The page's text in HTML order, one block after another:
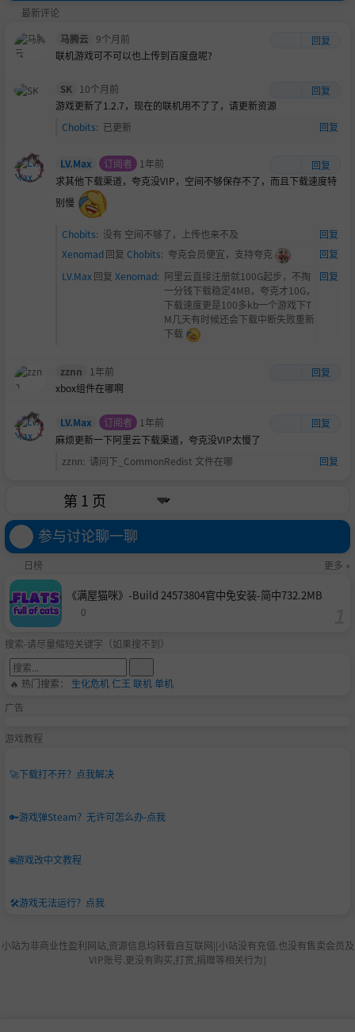
最新评论
马腾云
9个月前
回复
联机游戏可不可以也上传到百度盘呢?
SK 10个月前
回复
游戏更新了1.2.7，现在的联机用不了了，请更新资源
Chobits: 已更新 回复
LV.Max 订阅者 1年前
回复
求其他下载渠道，夸克没VIP，空间不够保存不了，而且下载速度特
别慢
Chobits: 没有 空间不够了，上传也来不及
回复
Xenomad回复 Chobits: 夸克会员便宜，支持夸克
回复
LV.Max回复 Xenomad: 阿里云直接注册就100G起步，不掏
一分钱下载稳定4MB，夸克才10G，
下载速度更是100多kb一个游戏下T
M几天有时候还会下载中断失败重新
下载
回复
zznn 1年前
回复
xbox组件在哪啊
LV.Max 订阅者 1年前
回复
麻烦更新一下阿里云下载渠道，夸克没VIP太慢了
zznn: 请问下_CommonRedist 文件在哪 回复
参与讨论聊一聊
日榜 更多 »
《满屋猫咪》-Build 24573804官中免安装-简中732.2MB
0
搜索-请尽量缩短关键字（如果搜不到）
🔥 热门搜索： 生化危机仁王 联机单机
广告
游戏教程
🚀下载打不开？点我解决
🔑游戏弹Steam？无许可怎么办-点我
🌐游戏改中文教程
🛠️游戏无法运行？点我
小站为非商业性盈利网站,资源信息均转载自互联网|[小站没有充值.也没有售卖会员及
VIP账号.更没有购买,打赏,捐赠等相关行为]